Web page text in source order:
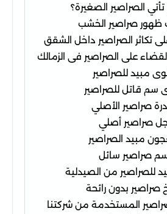
الصراصير الصغيرة؟
ظهور صراصير الخشب
تكاثر الصراصير داخل الشقق
على الصراصير فى الزمالك
مبيد للصراصير
سم قاتل للصراصير
صراصير الأصلي
صراصير أصلي
مبيد الصراصير
صراصير سائل
للصراصير من الصيدلية
صراصير بدون رائحة
المستخدمة من شركتنا